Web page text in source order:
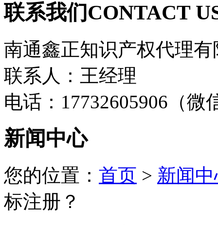
联系我们CONTACT
南通鑫正知识产权代理有
联系人：王经理
电话：17732605906（微
新闻中心
您的位置： 首页 > 新闻
标注册？